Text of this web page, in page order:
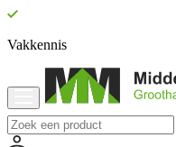
Vakkennis